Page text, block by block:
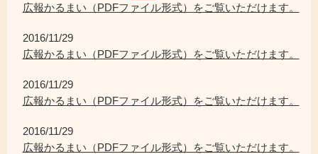
を
広報かるまい（PDFファイル形式）をご覧いただけます。
2016/11/29
広報かるまい（PDFファイル形式）をご覧いただけます。
2016/11/29
広報かるまい（PDFファイル形式）をご覧いただけます。
2016/11/29
広報かるまい（PDFファイル形式）をご覧いただけます。